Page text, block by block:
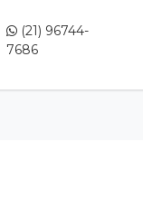
(21) 96744-
7686